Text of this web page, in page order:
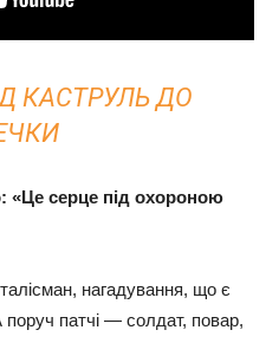
КАСТРУЛЬ ДО
«Це серце під охороною
нагадування, що є
патчі — солдат, повар,